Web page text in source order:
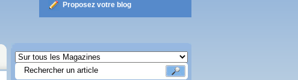
Proposez votre blog